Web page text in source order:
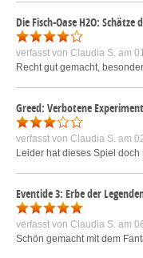
Die Fisch-Oase H2O: Schätze
verfasst von Claudia S. am
Recht gut gemacht,
Greed: Verbotene
verfasst von Claudia S. am
Leider hat dieses Spiel
Eventide 3: Erbe der
verfasst von Claudia S. am
Schön gemacht mit dem